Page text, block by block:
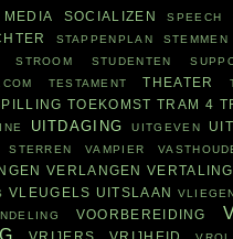
SOCIALIZEN SPEECH
STAPPENPLAN STEMMEN
STROOM STUDENTEN
TESTAMENT THEATER
TOEKOMST TRAM 4
UITDAGING UITGEVEN
STERREN VAMPIER
VERLANGEN VERTALING
VLEUGELS UITSLAAN
VOORBEREIDING
VRIJERS VRIJHEID